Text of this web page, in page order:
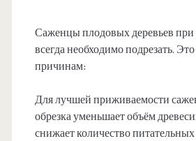
Саженцы плодовых деревьев при
всегда необходимо подрезать.
причинам:
Для лучшей приживаемости
обрезка уменьшает объём
снижает количество